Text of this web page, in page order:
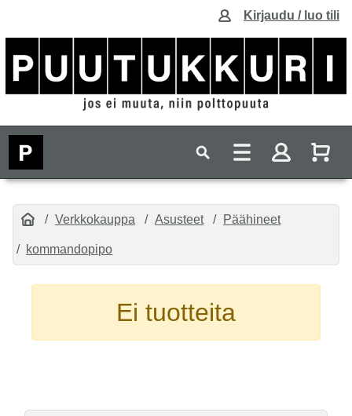
Kirjaudu / luo tili
Verkkokauppa Asusteet Päähineet
kommandopipo
Ei tuotteita